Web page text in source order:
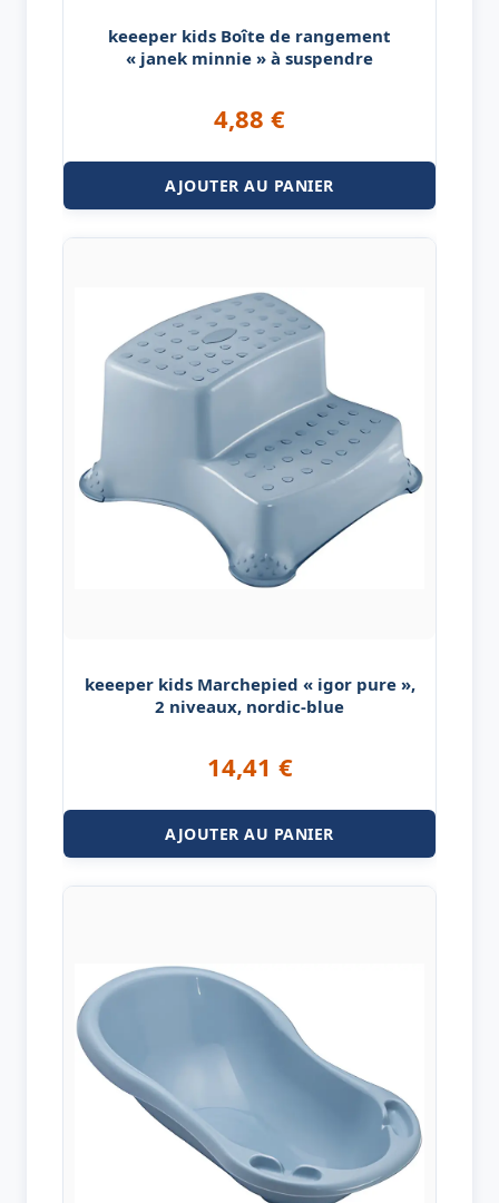
keeeper kids Boîte de rangement
« janek minnie » à suspendre
4,88 €
AJOUTER AU PANIER
keeeper kids Marchepied « igor pure »,
2 niveaux, nordic-blue
14,41 €
AJOUTER AU PANIER